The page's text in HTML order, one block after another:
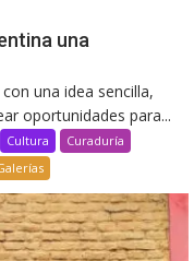
una
una idea sencilla,
oportunidades para...
Cultura
Curaduría